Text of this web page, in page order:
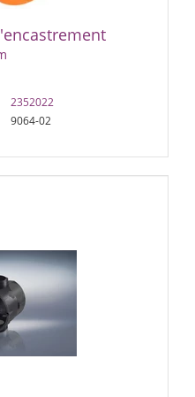
2352022
9064-02